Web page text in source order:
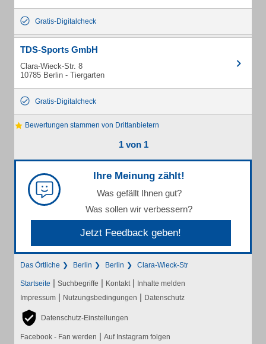
Gratis-Digitalcheck
TDS-Sports GmbH
Clara-Wieck-Str. 8
10785 Berlin - Tiergarten
Gratis-Digitalcheck
Bewertungen stammen von Drittanbietern
1 von 1
Ihre Meinung zählt!
Was gefällt Ihnen gut?
Was sollen wir verbessern?
Jetzt Feedback geben!
Das Örtliche Berlin Berlin Clara-Wieck-Str
Startseite | Suchbegriffe | Kontakt | Inhalte melden
Impressum | Nutzungsbedingungen | Datenschutz
Datenschutz-Einstellungen
Facebook - Fan werden | Auf Instagram folgen